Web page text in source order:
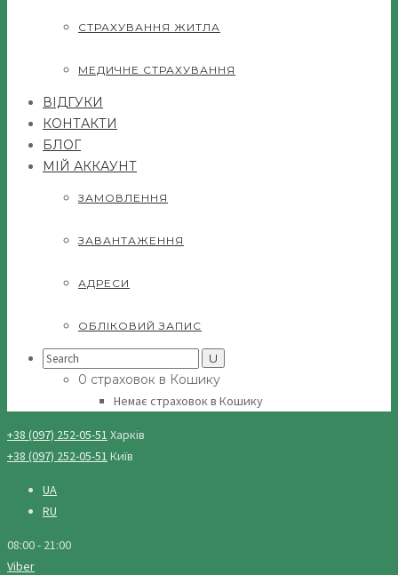
СТРАХУВАННЯ ЖИТЛА
МЕДИЧНЕ СТРАХУВАННЯ
ВІДГУКИ
КОНТАКТИ
БЛОГ
МІЙ АККАУНТ
ЗАМОВЛЕННЯ
ЗАВАНТАЖЕННЯ
АДРЕСИ
ОБЛІКОВИЙ ЗАПИС
Search
0 страховок в Кошику
Немає страховок в Кошику
+38 (097) 252-05-51 Харків
+38 (097) 252-05-51 Київ
UA
RU
08:00 - 21:00
Viber